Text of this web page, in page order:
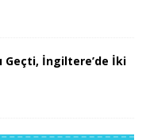
Geçti, İngiltere’de İki